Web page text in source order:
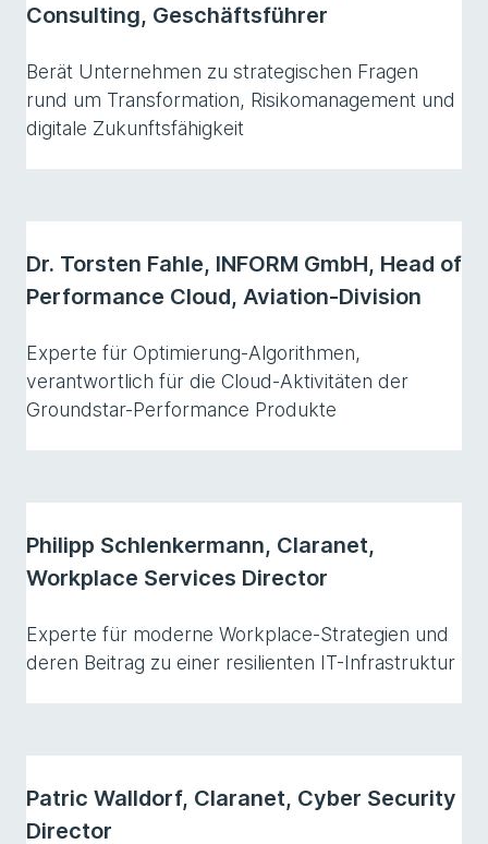
Consulting, Geschäftsführer
Berät Unternehmen zu strategischen Fragen
rund um Transformation, Risikomanagement und
digitale Zukunftsfähigkeit
Dr. Torsten Fahle, INFORM GmbH, Head of
Performance Cloud, Aviation-Division
Experte für Optimierung-Algorithmen,
verantwortlich für die Cloud-Aktivitäten der
Groundstar-Performance Produkte
Philipp Schlenkermann, Claranet,
Workplace Services Director
Experte für moderne Workplace-Strategien und
deren Beitrag zu einer resilienten IT-Infrastruktur
Patric Walldorf, Claranet, Cyber Security
Director